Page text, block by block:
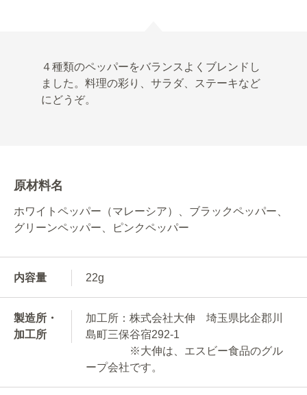
４種類のペッパーをバランスよくブレンドし
ました。料理の彩り、サラダ、ステーキなど
にどうぞ。
原材料名
ホワイトペッパー（マレーシア）、ブラックペッパー、
グリーンペッパー、ピンクペッパー
内容量 22g
製造所・
加工所
加工所：株式会社大伸 埼玉県比企郡川
島町三保谷宿292-1
※大伸は、エスビー食品のグル
ープ会社です。